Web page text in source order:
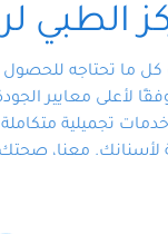
الطبي
كل ما تحتاجه
لأعلى معايير
تجميلية
معنا، صحتك